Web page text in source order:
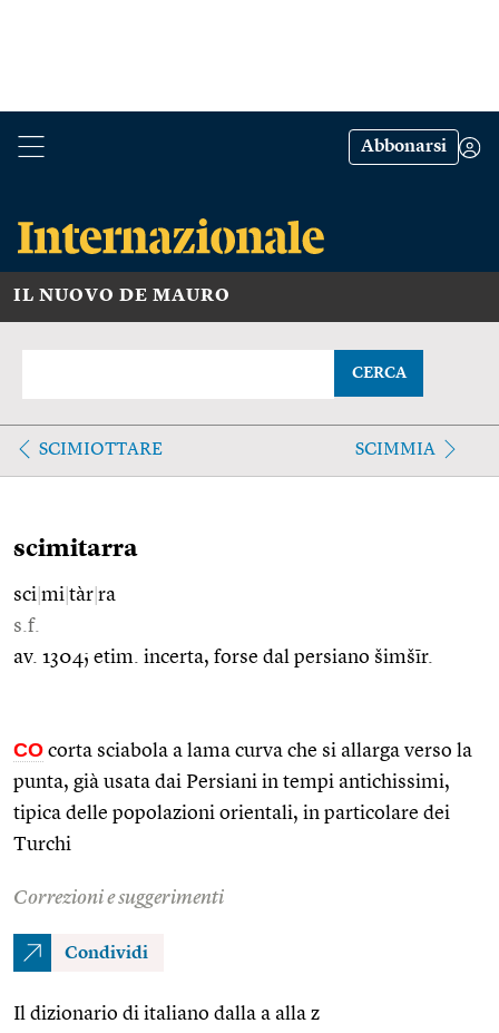
Abbonarsi
IL NUOVO DE MAURO
CERCA
SCIMIOTTARE SCIMMIA
scimitarra
sci mi tàr ra
s.f.
av. 1304; etim. incerta, forse dal persiano šimšīr.
CO corta sciabola a lama curva che si allarga verso la
punta, già usata dai Persiani in tempi antichissimi,
tipica delle popolazioni orientali, in particolare dei
Turchi
Correzioni e suggerimenti
Condividi
Il dizionario di italiano dalla a alla z